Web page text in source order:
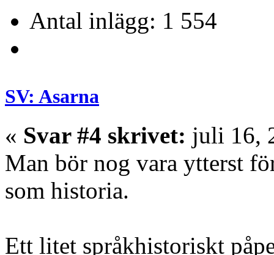
Antal inlägg: 1 554
SV: Asarna
« Svar #4 skrivet: juli 16,
Man bör nog vara ytterst
som historia.
Ett litet språkhistoriskt